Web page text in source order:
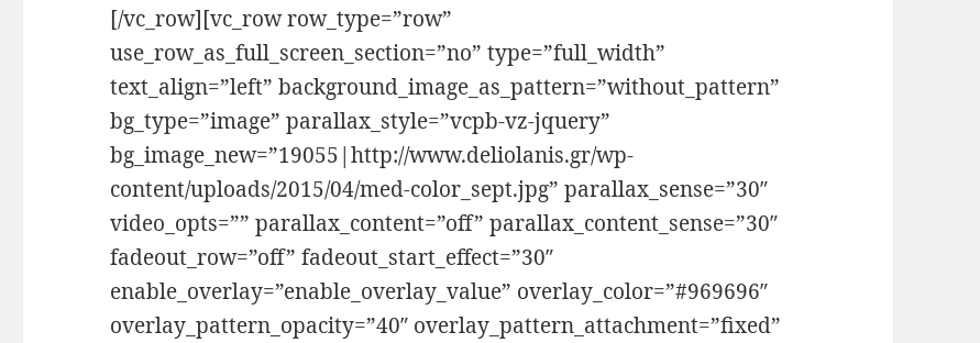
[/vc_row][vc_row row_type=”row”
use_row_as_full_screen_section=”no” type=”full_width”
text_align=”left” background_image_as_pattern=”without_pattern”
bg_type=”image” parallax_style=”vcpb-vz-jquery”
bg_image_new=”19055|http://www.deliolanis.gr/wp-
content/uploads/2015/04/med-color_sept.jpg” parallax_sense=”30″
video_opts=”” parallax_content=”off” parallax_content_sense=”30″
fadeout_row=”off” fadeout_start_effect=”30″
enable_overlay=”enable_overlay_value” overlay_color=”#969696″
overlay_pattern_opacity=”40″ overlay_pattern_attachment=”fixed”